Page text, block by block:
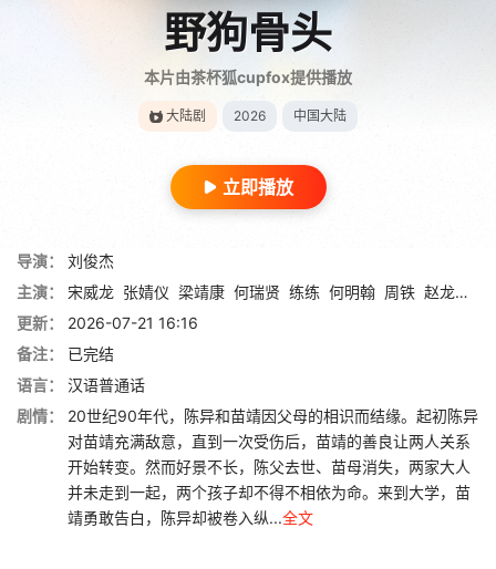
野狗骨头
本片由茶杯狐cupfox提供播放
大陆剧 2026 中国大陆
立即播放
导演：
刘俊杰
主演：
宋威龙 张婧仪 梁靖康 何瑞贤 练练 何明翰 周铁 赵龙豪
更新：
2026-07-21 16:16
备注：
已完结
语言：
汉语普通话
剧情：
20世纪90年代，陈异和苗靖因父母的相识而结缘。起初陈异
对苗靖充满敌意，直到一次受伤后，苗靖的善良让两人关系
开始转变。然而好景不长，陈父去世、苗母消失，两家大人
并未走到一起，两个孩子却不得不相依为命。来到大学，苗
靖勇敢告白，陈异却被卷入纵...全文